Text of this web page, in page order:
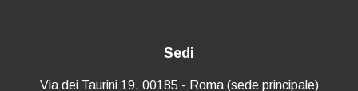
Sedi
Via dei Taurini 19, 00185 - Roma (sede principale)